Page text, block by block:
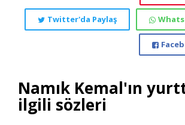
Twitter'da Paylaş
Namık Kemal'ın
ilgili sözleri